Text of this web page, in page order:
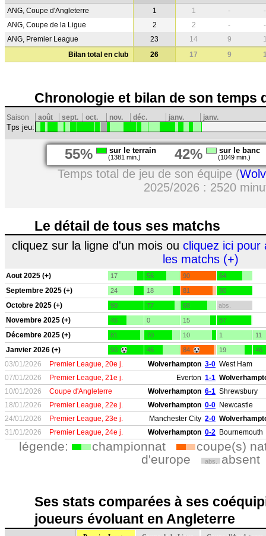
ANG, Coupe d'Angleterre 1 1 -
-
ANG, Coupe de la Ligue
2 2 -
-
ANG, Premier League
23 14 9
Bilan total en club
26 17 9
Chronologie et bilan de son temps
Saison août sept. oct. nov. déc. janv. janv.
Tps jeu:
55% sur le terrain
(1381 min.) 42% sur le banc
(1049 min.)
Temps total de jeu de son équipe (
2025/2026 : 2520
Le détail de tous ses matchs
cliquez sur la ligne d'un mois ou cliquez ici pour
les matchs (+)
Aout 2025 (+) 17 56 90 64
Septembre 2025 (+) 24 18 81 90
Octobre 2025 (+) 90 77 68 abs.
Novembre 2025 (+) 46 0 15 87
Décembre 2025 (+) 81 70 10 1 11
Janvier 2026 (+) 90 46 84 19 46
03/01/2026 Premier League, 20e j. Wolverhampton 3-0 West Ham
07/01/2026
Premier League, 21e j. Everton 1-1
10/01/2026
Coupe d'Angleterre Wolverhampton 6-1 Shrewsbury
18/01/2026
Premier League, 22e j. Wolverhampton 0-0 Newcastle
24/01/2026
Premier League, 23e j. Manchester City 2-0
31/01/2026
Premier League, 24e j. Wolverhampton 0-2 Bournemouth
légende: championnat
coupe(s)
d'europe
abs. absent
Ses stats comparées à ses
joueurs évoluant en Angleterre